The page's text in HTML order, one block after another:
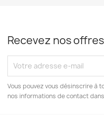
Recevez nos
Vous pouvez vous désinscrire à
nos informations de contact